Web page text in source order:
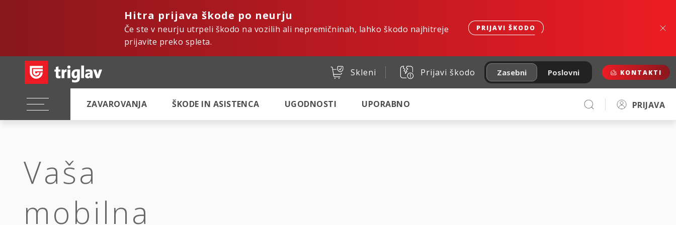
Hitra prijava škode po neurju
Če ste v neurju utrpeli škodo na vozilih ali nepremičninah, lahko škodo najhitreje
prijavite preko spleta.
PRIJAVI ŠKODO
Skleni Prijavi škodo Zasebni Poslovni KONTAKTI
ZAVAROVANJA ŠKODE IN ASISTENCA UGODNOSTI UPORABNO PRIJAVA
Vaša
mobilna